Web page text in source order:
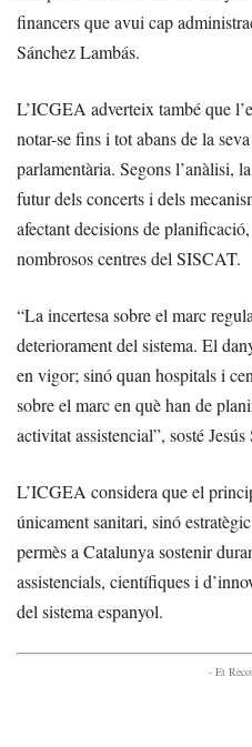
financers que avui cap
Sánchez Lambás.
L’ICGEA adverteix també que
notar-se fins i tot abans de la
parlamentària. Segons l’anàlisi,
futur dels concerts i dels
afectant decisions de
nombrosos centres del SISCAT.
“La incertesa sobre el marc
deteriorament del sistema. El
en vigor; sinó quan hospitals i
sobre el marc en què han de
activitat assistencial”, sosté
L’ICGEA considera que el
únicament sanitari, sinó
permès a Catalunya sostenir
assistencials, científiques i
del sistema espanyol.
- Et